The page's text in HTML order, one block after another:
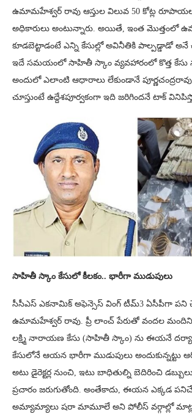
ఉమామహేశ్వర్ రావు ఆస్తుల విలువ 50 కోట్ల
అధికారులు అంటున్నారు. అయితే, ఇంత మొత్తంలో
కూడబెట్టాడంటే ఎన్ని కేసుల్లో అవినీతికి పాల్పడ్డాడో అనే
ఇదే సమయంలో సాహితీ స్కాం వ్యవహారంలో కొత్త కేసు
అందులో ఎలాంటి ఆధారాలు లేకుండానే
చూస్తుంటే ఉద్దేశపూర్వకంగా ఇది జరిగిందనే టాక్
సాహితీ స్కాం కేసులో కీలకం.. భారీగా ముడుపులు
సీసీఎస్ ఎకనామిక్ అఫెన్సెస్ వింగ్ టీమ్3 ఏసీపీగా పని
ఉమామహేశ్వర్ రావు. ప్రీ లాంచ్ పేరుతో వందల
లక్ష్మి నారాయణ కేసు (సాహితీ స్కాం) ను ఈయనే
కేసులోనే ఆయన భారీగా ముడుపులు
అటు డైరెక్టర్ల నుంచి, ఇటు బాధితుల్ని బెదిరించి
ప్రచారం జరుగుతోంది. అంతేకాదు, ఈయన ఎక్కడ
అమ్యామ్యాలు షరా మామూలే అని పోలీస్ వర్గాల్లో